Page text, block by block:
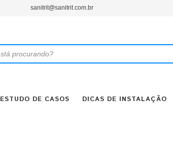
sanitrit@sanitrit.com.br
ESTUDO DE CASOS DICAS DE INSTALAÇÃO